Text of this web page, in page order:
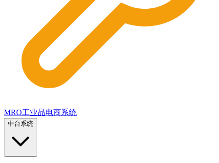
MRO工业品电商系统
中台系统